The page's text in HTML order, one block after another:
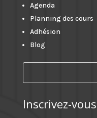
Agenda
Planning des cours
Adhésion
Blog
Inscrivez-